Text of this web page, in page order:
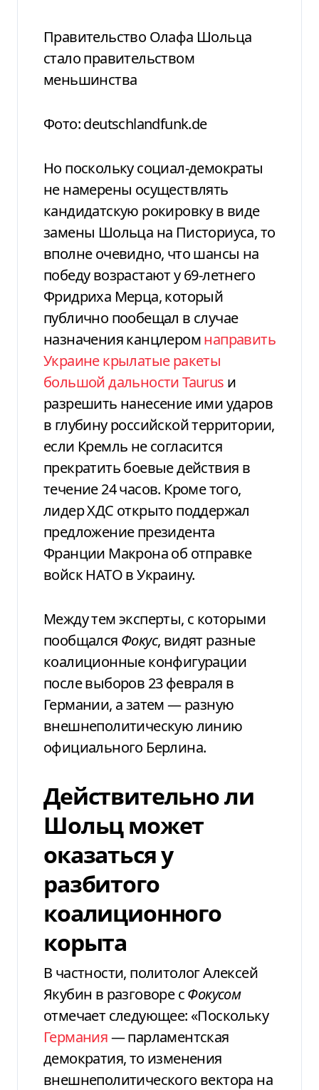
Правительство Олафа Шольца
стало правительством
меньшинства
Фото: deutschlandfunk.de
Но поскольку социал-демократы
не намерены осуществлять
кандидатскую рокировку в виде
замены Шольца на Писториуса, то
вполне очевидно, что шансы на
победу возрастают у 69-летнего
Фридриха Мерца, который
публично пообещал в случае
назначения канцлеромнаправить
Украине крылатые ракеты
большой дальности Taurus и
разрешить нанесение ими ударов
в глубину российской территории,
если Кремль не согласится
прекратить боевые действия в
течение 24 часов. Кроме того,
лидер ХДС открыто поддержал
предложение президента
Франции Макрона об отправке
войск НАТО в Украину.
Между тем эксперты, с которыми
пообщался Фокус, видят разные
коалиционные конфигурации
после выборов 23 февраля в
Германии, а затем — разную
внешнеполитическую линию
официального Берлина.
Действительно ли
Шольц может
оказаться у
разбитого
коалиционного
корыта
В частности, политолог Алексей
Якубин в разговоре сФокусом
отмечает следующее: «Поскольку
Германия— парламентская
демократия, то изменения
внешнеполитического вектора на